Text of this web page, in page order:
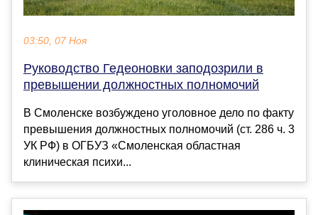
03:50, 07 Ноя
Руководство Гедеоновки заподозрили в
превышении должностных полномочий
В Смоленске возбуждено уголовное дело по факту
превышения должностных полномочий (ст. 286 ч. 3
УК РФ) в ОГБУЗ «Смоленская областная
клиническая психи...